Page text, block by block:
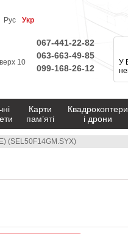
(SEL50F14GM.SYX)
Рус Укр
10
067-441-22-82
063-663-49-85
099-168-26-12
У
Карти
пам’яті
Квадрокоптери
і дрони